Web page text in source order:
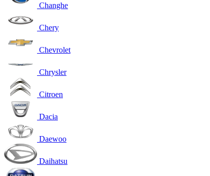
Changhe
Chery
Chevrolet
Chrysler
Citroen
Dacia
Daewoo
Daihatsu